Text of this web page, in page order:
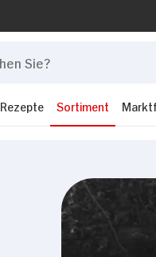
Rezepte Sortiment